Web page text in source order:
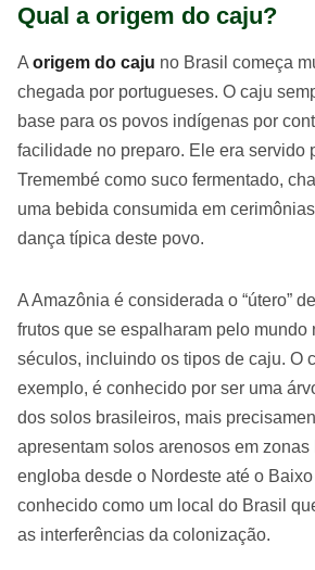
Qual a origem do caju?
A origem do caju no Brasil começa
chegada por portugueses. O caju
base para os povos indígenas por
facilidade no preparo. Ele era servido
Tremembé como suco fermentado,
uma bebida consumida em
dança típica deste povo.
A Amazônia é considerada o “útero”
frutos que se espalharam pelo mundo
séculos, incluindo os tipos de caju. O
exemplo, é conhecido por ser uma
dos solos brasileiros, mais
apresentam solos arenosos em zonas
engloba desde o Nordeste até o
conhecido como um local do Brasil
as interferências da colonização.